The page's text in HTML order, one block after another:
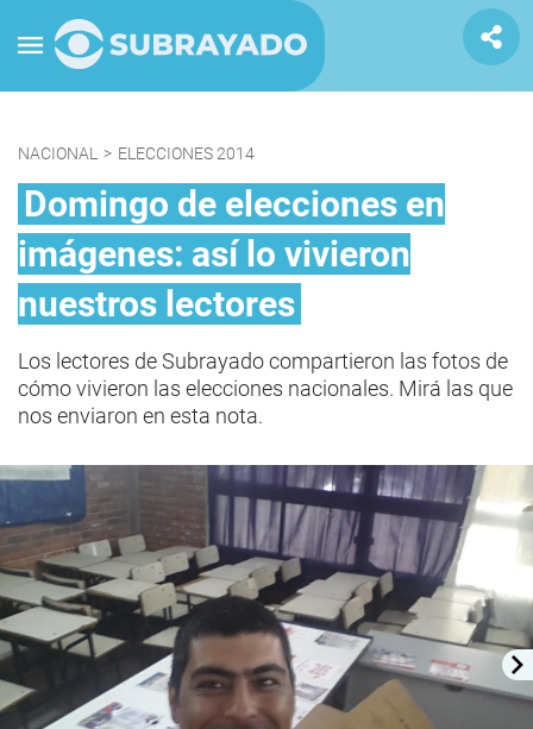
NACIONAL > ELECCIONES 2014
Domingo de elecciones en
imágenes: así lo vivieron
nuestros lectores
Los lectores de Subrayado compartieron las fotos de
cómo vivieron las elecciones nacionales. Mirá las que
nos enviaron en esta nota.